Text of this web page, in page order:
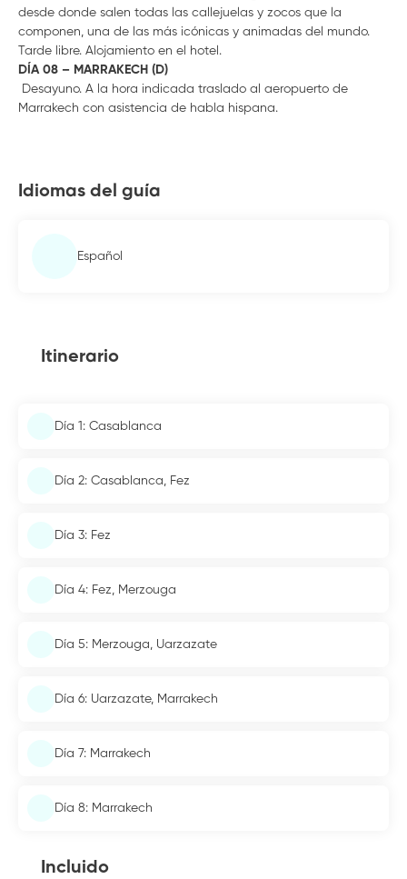
desde donde salen todas las callejuelas y zocos que la
componen, una de las más icónicas y animadas del mundo.
Tarde libre. Alojamiento en el hotel.
DÍA 08 – MARRAKECH (D)
Desayuno. A la hora indicada traslado al aeropuerto de
Marrakech con asistencia de habla hispana.
Idiomas del guía
Español
Itinerario
Día 1: Casablanca
Día 2: Casablanca, Fez
Día 3: Fez
Día 4: Fez, Merzouga
Día 5: Merzouga, Uarzazate
Día 6: Uarzazate, Marrakech
Día 7: Marrakech
Día 8: Marrakech
Incluido